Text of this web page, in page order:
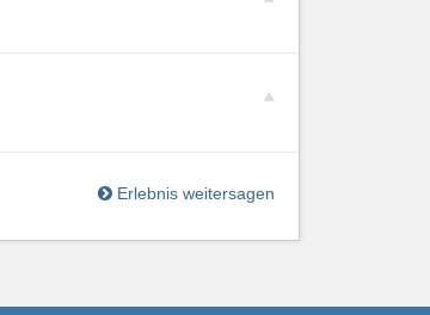
Erlebnis weitersagen